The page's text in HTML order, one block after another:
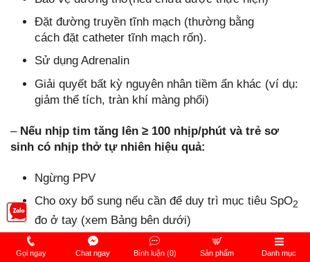
Đặt đường truyền tĩnh mạch (thường bằng
cách đặt catheter tĩnh mạch rốn).
Sử dụng Adrenalin
Giải quyết bất kỳ nguyên nhân tiềm ẩn khác (ví dụ:
giảm thể tích, tràn khí màng phổi)
–Nếu nhịp tim tăng lên ≥ 100 nhịp/phút và trẻ sơ
sinh có nhịp thở tự nhiên hiệu quả:
Ngừng PPV
Cho oxy bổ sung nếu cần để duy trì mục tiêu SpO2
đo ở tay (xem Bảng bên dưới)
Theo dõi sát (bao gồm HR và SpO2) để xác định
Gọi ngay Chat ngay Bình luận (0) Sản phẩm Danh mục